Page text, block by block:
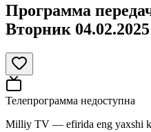
Программа
Вторник 04.02.2025
Телепрограмма недоступна
Milliy TV — efirida eng yaxshi